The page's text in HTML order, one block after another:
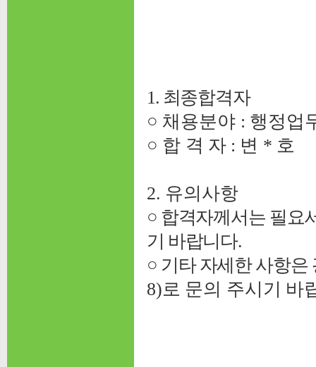
1. 최종합격자
○ 채용분야 : 행정업
○ 합 격 자 : 변 * 호
2. 유의사항
○ 합격자께서는 필요
기 바랍니다.
○ 기타 자세한 사항
8)로 문의 주시기 바